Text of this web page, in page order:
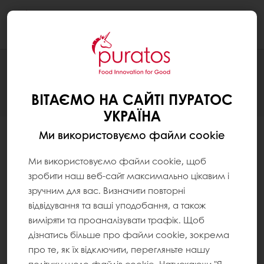
Будь ласка, перевірте свою поштову скриньку та
підтвердьте свою електронну адресу
Ви мали отримати електронного листа з проханням
підтвердити свою адресу електронної пошти. Після
ВІТАЄМО НА САЙТІ ПУРАТОС
УКРАЇНА
Ми використовуємо файли cookie
Ми використовуємо файли cookie, щоб
зробити наш веб-сайт максимально цікавим і
зручним для вас. Визначити повторні
відвідування та ваші уподобання, а також
виміряти та проаналізувати трафік. Щоб
дізнатись більше про файли cookie, зокрема
про те, як їх відключити, перегляньте нашу